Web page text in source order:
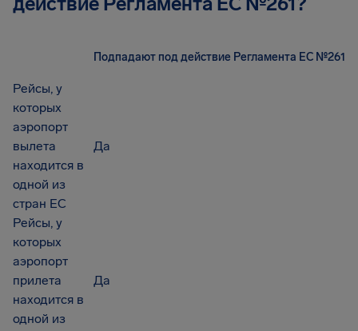
Подпадают под действие Регламента ЕС №261
Рейсы, у
которых
аэропорт
вылета
находится в
одной из
стран ЕС
Да
Рейсы, у
которых
аэропорт
прилета
находится в
одной из
Да